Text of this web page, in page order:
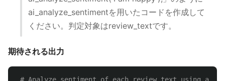
ai_analyze_sentimentを用いたコードを作成して
ください。判定対象はreview_textです。
期待される出力